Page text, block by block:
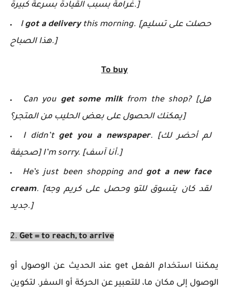
غرامة بسبب القيادة بسرعة كبيرة.]
I got a delivery this morning. [حصلت على تسليم
هذا الصباح.]
To buy
Can you get some milkfrom the shop? [هل
يمكنك الحصول على بعض الحليب من المتجر؟]
I didn’t get you a newspaper. [لم أحضر لك
صحيفة] I’m sorry. [أنا آسف.]
He’s just been shopping and got a new face
cream. [لقد كان يتسوق للتو وحصل على كريم وجه
جديد.]
2. Get = to reach, to arrive
يمكننا استخدام الفعل get عند الحديث عن الوصول أو
الوصول إلى مكان ما، للتعبير عن الحركة أو السفر. لتكوين